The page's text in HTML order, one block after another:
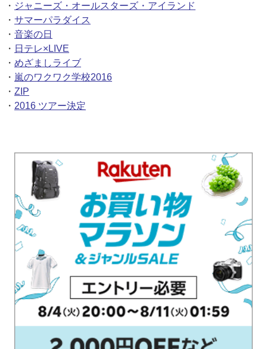
・ ジャニーズ・オールスターズ・アイランド
・ サマーパラダイス
・ 音楽の日
・ 日テレ×LIVE
・ めざましライブ
・ 嵐のワクワク学校2016
・ ZIP
・ 2016 ツアー決定